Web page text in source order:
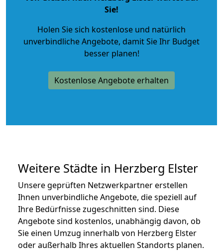
Sie!
Holen Sie sich kostenlose und natürlich
unverbindliche Angebote, damit Sie Ihr Budget
besser planen!
Kostenlose Angebote erhalten
Weitere Städte in Herzberg Elster
Unsere geprüften Netzwerkpartner erstellen
Ihnen unverbindliche Angebote, die speziell auf
Ihre Bedürfnisse zugeschnitten sind. Diese
Angebote sind kostenlos, unabhängig davon, ob
Sie einen Umzug innerhalb von Herzberg Elster
oder außerhalb Ihres aktuellen Standorts planen.